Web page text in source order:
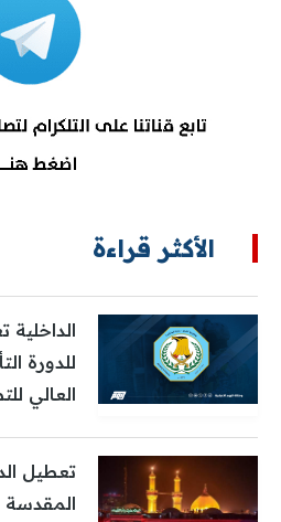
الأكثر قراءة
الداخلية
العالي
تعطيل
المقدسة